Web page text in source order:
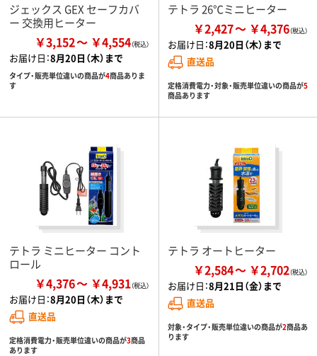
ジェックス GEX セーフカバ
ー 交換用ヒーター
￥3,152 ￥4,554
お届け日：8月20日（木）まで
タイプ・販売単位違いの商品が4商品ありま
す
テトラ 26℃ミニヒーター
￥2,427 ￥4,376
お届け日：8月20日（木）まで
直送品
定格消費電力・対象・販売単位違いの商品が5
商品あります
テトラ ミニヒーター コント
ロール
￥4,376 ￥4,931
お届け日：8月20日（木）まで
直送品
定格消費電力・販売単位違いの商品が3商品
あります
テトラ オートヒーター
￥2,584 ￥2,702
お届け日：8月21日（金）まで
直送品
対象・タイプ・販売単位違いの商品が2商品あ
ります